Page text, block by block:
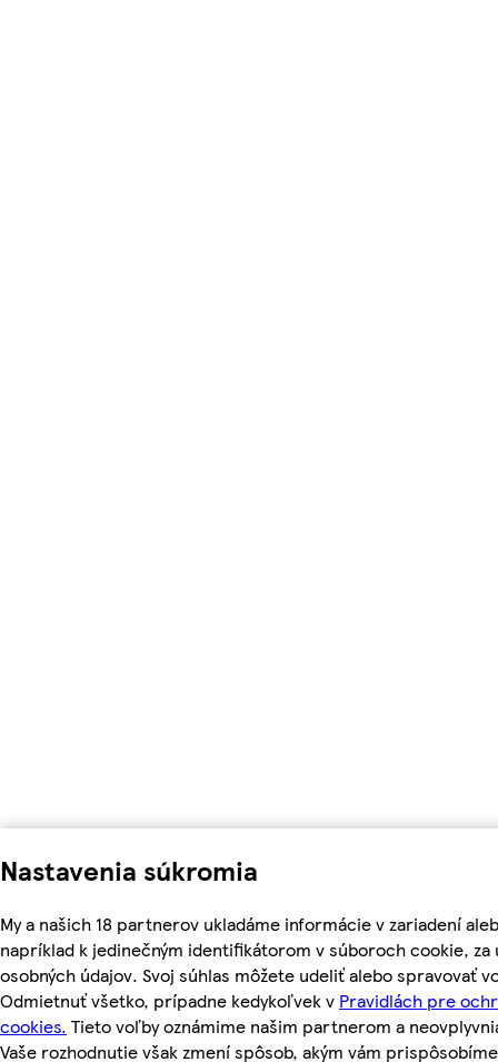
Nastavenia súkromia
My a našich 18 partnerov ukladáme informácie v zariadení
napríklad k jedinečným identifikátorom v súboroch cookie,
osobných údajov. Svoj súhlas môžete udeliť alebo spravovať
Odmietnuť všetko, prípadne kedykoľvek v Pravidlách pre
cookies. Tieto voľby oznámime našim partnerom a
Vaše rozhodnutie však zmení spôsob, akým vám